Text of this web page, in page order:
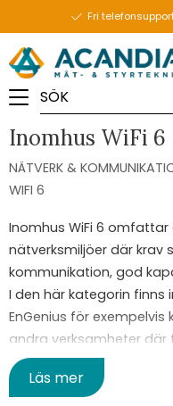
Fri
Inomhus WiFi 6
NÄTVERK &
WIFI 6
Inomhus WiFi 6
nätverksmiljöer där krav
kommunikation, god
I den här kategorin
EnGenius för
andra verksamheter
uppkopplade enheter
omfattar modeller med
Läs mer